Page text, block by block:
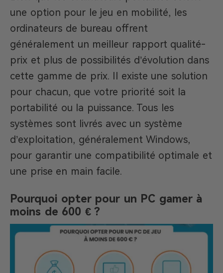
une option pour le jeu en mobilité, les
ordinateurs de bureau offrent
généralement un meilleur rapport qualité-
prix et plus de possibilités d’évolution dans
cette gamme de prix. Il existe une solution
pour chacun, que votre priorité soit la
portabilité ou la puissance. Tous les
systèmes sont livrés avec un système
d’exploitation, généralement Windows,
pour garantir une compatibilité optimale et
une prise en main facile.
Pourquoi opter pour un PC gamer à
moins de 600 € ?